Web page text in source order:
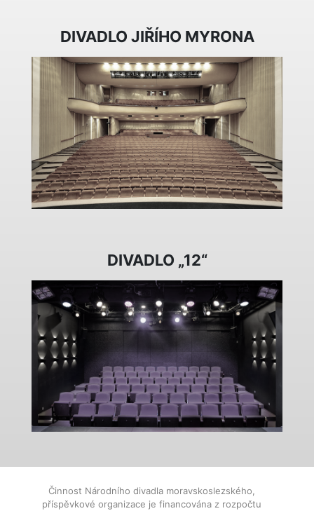
DIVADLO JIŘÍHO MYRONA
DIVADLO „12“
Činnost Národního divadla moravskoslezského,
příspěvkové organizace je financována z rozpočtu